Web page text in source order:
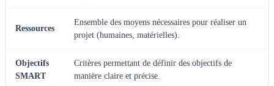
Ressources
Ensemble des moyens nécessaires pour réaliser un
projet (humaines, matérielles).
Objectifs
SMART
Critères permettant de définir des objectifs de
manière claire et précise.